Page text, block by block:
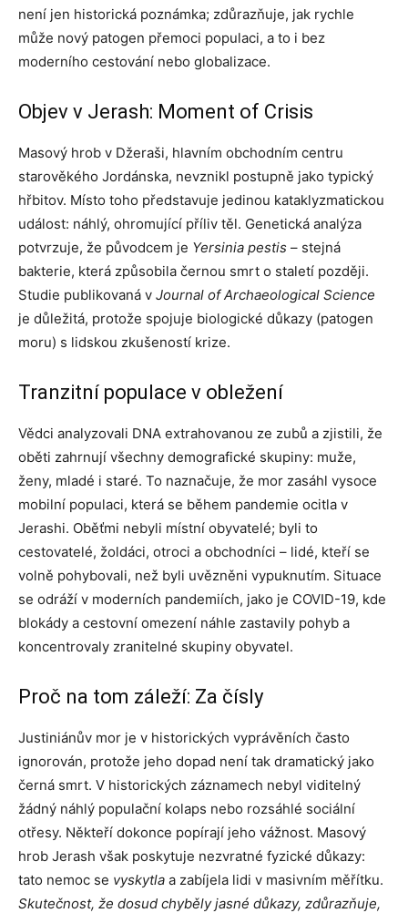
není jen historická poznámka; zdůrazňuje, jak rychle
může nový patogen přemoci populaci, a to i bez
moderního cestování nebo globalizace.
Objev v Jerash: Moment of Crisis
Masový hrob v Džeraši, hlavním obchodním centru
starověkého Jordánska, nevznikl postupně jako typický
hřbitov. Místo toho představuje jedinou kataklyzmatickou
událost: náhlý, ohromující příliv těl. Genetická analýza
potvrzuje, že původcem je Yersinia pestis – stejná
bakterie, která způsobila černou smrt o staletí později.
Studie publikovaná v Journal of Archaeological Science
je důležitá, protože spojuje biologické důkazy (patogen
moru) s lidskou zkušeností krize.
Tranzitní populace v obležení
Vědci analyzovali DNA extrahovanou ze zubů a zjistili, že
oběti zahrnují všechny demografické skupiny: muže,
ženy, mladé i staré. To naznačuje, že mor zasáhl vysoce
mobilní populaci, která se během pandemie ocitla v
Jerashi. Oběťmi nebyli místní obyvatelé; byli to
cestovatelé, žoldáci, otroci a obchodníci – lidé, kteří se
volně pohybovali, než byli uvězněni vypuknutím. Situace
se odráží v moderních pandemiích, jako je COVID-19, kde
blokády a cestovní omezení náhle zastavily pohyb a
koncentrovaly zranitelné skupiny obyvatel.
Proč na tom záleží: Za čísly
Justiniánův mor je v historických vyprávěních často
ignorován, protože jeho dopad není tak dramatický jako
černá smrt. V historických záznamech nebyl viditelný
žádný náhlý populační kolaps nebo rozsáhlé sociální
otřesy. Někteří dokonce popírají jeho vážnost. Masový
hrob Jerash však poskytuje nezvratné fyzické důkazy:
tato nemoc se vyskytla a zabíjela lidi v masivním měřítku.
Skutečnost, že dosud chyběly jasné důkazy, zdůrazňuje,